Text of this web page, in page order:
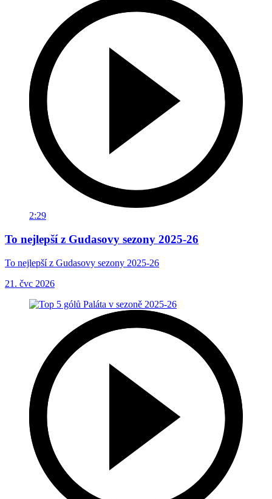
2:29
To nejlepší z Gudasovy sezony 2025-26
To nejlepší z Gudasovy sezony 2025-26
21. čvc 2026